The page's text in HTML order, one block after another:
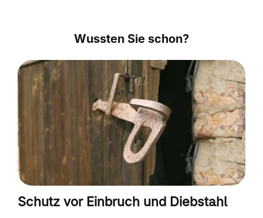
Wussten Sie schon?
Schutz vor Einbruch und Diebstahl